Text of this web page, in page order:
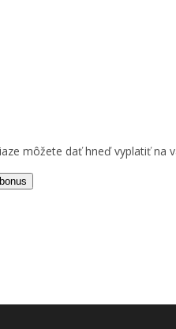
môžete dať hneď vyplatiť na